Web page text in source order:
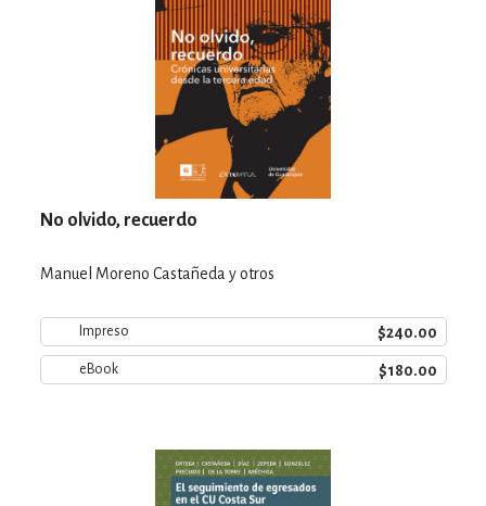
No olvido, recuerdo
Manuel Moreno Castañeda y otros
Impreso $240.00
eBook $180.00